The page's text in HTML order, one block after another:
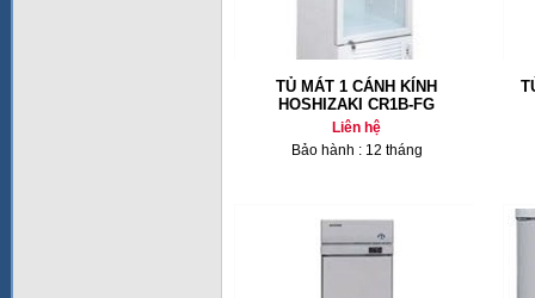
TỦ MÁT 1 CÁNH KÍNH
HOSHIZAKI CR1B-FG
Liên hệ
Bảo hành : 12 tháng